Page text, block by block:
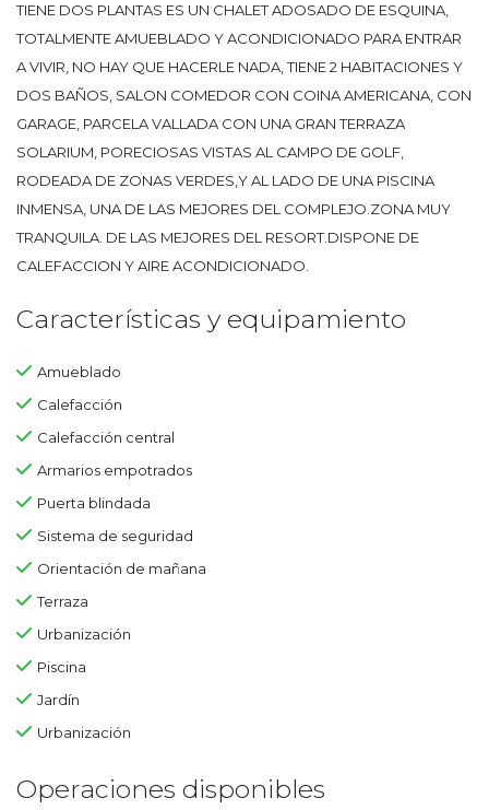
TIENE DOS PLANTAS ES UN CHALET ADOSADO DE ESQUINA,
TOTALMENTE AMUEBLADO Y ACONDICIONADO PARA ENTRAR
A VIVIR, NO HAY QUE HACERLE NADA, TIENE 2 HABITACIONES Y
DOS BAÑOS, SALON COMEDOR CON COINA AMERICANA, CON
GARAGE, PARCELA VALLADA CON UNA GRAN TERRAZA
SOLARIUM, PORECIOSAS VISTAS AL CAMPO DE GOLF,
RODEADA DE ZONAS VERDES,Y AL LADO DE UNA PISCINA
INMENSA, UNA DE LAS MEJORES DEL COMPLEJO.ZONA MUY
TRANQUILA. DE LAS MEJORES DEL RESORT.DISPONE DE
CALEFACCION Y AIRE ACONDICIONADO.
Características y equipamiento
Amueblado
Calefacción
Calefacción central
Armarios empotrados
Puerta blindada
Sistema de seguridad
Orientación de mañana
Terraza
Urbanización
Piscina
Jardín
Urbanización
Operaciones disponibles